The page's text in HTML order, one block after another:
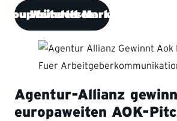
Weiterlesen
bündelt Marken unter
Agentur-Allianz
europaweiten AOK-